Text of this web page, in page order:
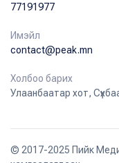
77191977
Имэйл
contact@peak.mn
Холбоо барих
Улаанбаатар хот,
© 2017-2025 Пийк